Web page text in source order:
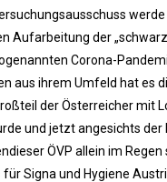
Aufarbeitung der
Corona-
aus ihrem Umfeld hat es
der Österreicher mit
und jetzt angesichts der
ÖVP allein im
Signa und Hygiene